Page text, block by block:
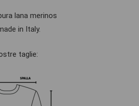
lana merinos
in Italy.
taglie: